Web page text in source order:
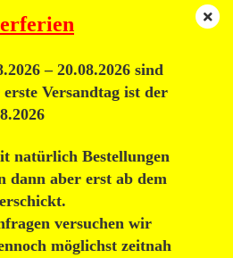
– 20.08.2026 sind
Versandtag ist der
natürlich Bestellungen
dann aber erst ab dem
versuchen wir
möglichst zeitnah
wollen, dann füllen Sie bitte das
Sie es uns zu.